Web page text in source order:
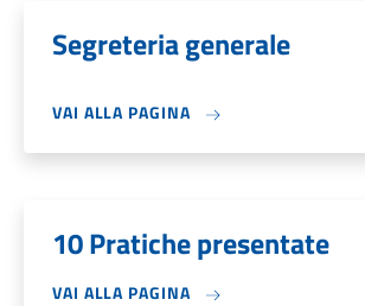
Segreteria generale
VAI ALLA PAGINA
10 Pratiche presentate
VAI ALLA PAGINA